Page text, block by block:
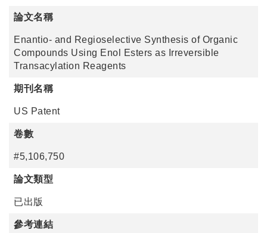
論文名稱
Enantio- and Regioselective Synthesis of Organic
Compounds Using Enol Esters as Irreversible
Transacylation Reagents
期刊名稱
US Patent
卷數
#5,106,750
論文類型
已出版
參考連結